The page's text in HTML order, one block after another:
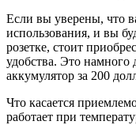
Если вы уверены, что
использования, и вы
розетке, стоит
удобства. Это
аккумулятор за 200
Что касается
работает при